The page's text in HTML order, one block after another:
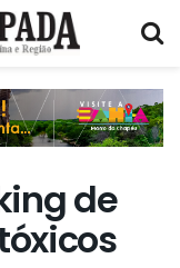
de